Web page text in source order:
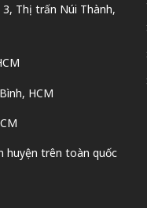
Thị trấn Núi Thành,
HCM
huyện trên toàn quốc